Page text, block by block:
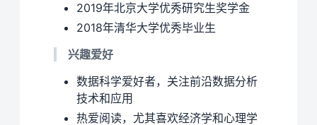
2019年北京大学优秀研究生奖学金
2018年清华大学优秀毕业生
兴趣爱好
数据科学爱好者，关注前沿数据分析
技术和应用
热爱阅读，尤其喜欢经济学和心理学